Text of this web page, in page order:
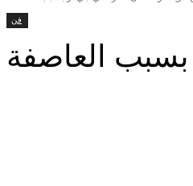
فن
العاصفة